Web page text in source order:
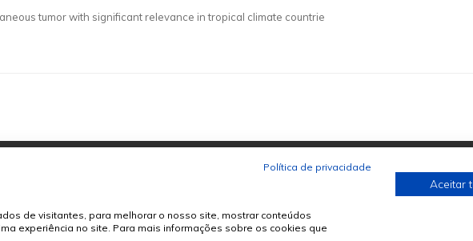
tumor with significant relevance in tropical climate countrie
Política de privacidade
de visitantes, para melhorar o nosso site, mostrar conteúdos
experiência no site. Para mais informações sobre os cookies que
Aceitar